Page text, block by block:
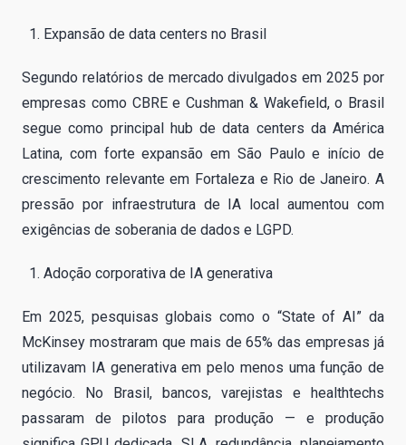
Expansão de data centers no Brasil
Segundo relatórios de mercado divulgados em 2025 por
empresas como CBRE e Cushman & Wakefield, o Brasil
segue como principal hub de data centers da América
Latina, com forte expansão em São Paulo e início de
crescimento relevante em Fortaleza e Rio de Janeiro. A
pressão por infraestrutura de IA local aumentou com
exigências de soberania de dados e LGPD.
Adoção corporativa de IA generativa
Em 2025, pesquisas globais como o “State of AI” da
McKinsey mostraram que mais de 65% das empresas já
utilizavam IA generativa em pelo menos uma função de
negócio. No Brasil, bancos, varejistas e healthtechs
passaram de pilotos para produção — e produção